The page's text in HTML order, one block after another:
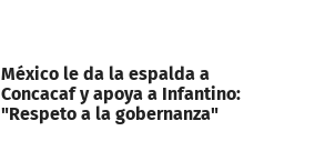
México le da la espalda a
Concacaf y apoya a Infantino:
"Respeto a la gobernanza"